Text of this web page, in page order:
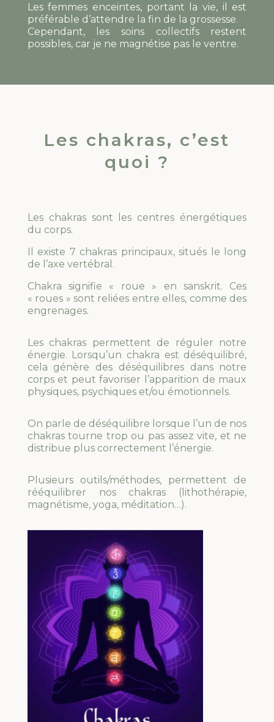
Les femmes enceintes, portant la vie, il est
préférable d’attendre la fin de la grossesse.
Cependant, les soins collectifs restent
possibles, car je ne magnétise pas le ventre.
Les chakras, c’est
quoi ?
Les chakras sont les centres énergétiques
du corps.
Il existe 7 chakras principaux, situés le long
de l’axe vertébral.
Chakra signifie « roue » en sanskrit. Ces
« roues » sont reliées entre elles, comme des
engrenages.
Les chakras permettent de réguler notre
énergie. Lorsqu’un chakra est déséquilibré,
cela génère des déséquilibres dans notre
corps et peut favoriser l’apparition de maux
physiques, psychiques et/ou émotionnels.
On parle de déséquilibre lorsque l’un de nos
chakras tourne trop ou pas assez vite, et ne
distribue plus correctement l’énergie.
Plusieurs outils/méthodes, permettent de
rééquilibrer nos chakras (lithothérapie,
magnétisme, yoga, méditation…).